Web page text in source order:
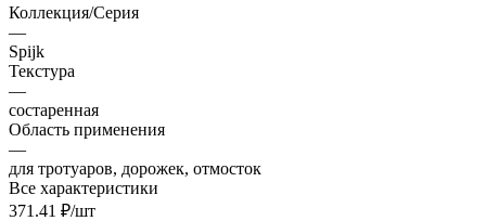
Коллекция/Серия
—
Spijk
Текстура
—
состаренная
Область применения
—
для тротуаров, дорожек, отмосток
Все характеристики
371.41 ₽/шт